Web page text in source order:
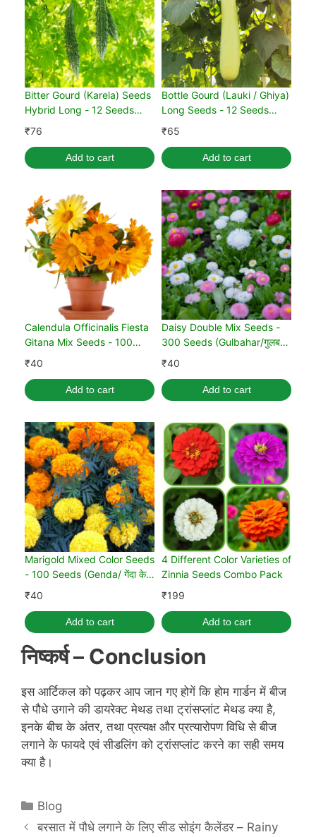
Bitter Gourd (Karela) Seeds
Hybrid Long - 12 Seeds
(करेला के बीज)
₹76
Add to cart
Bottle Gourd (Lauki / Ghiya)
Long Seeds - 12 Seeds
(लौकी के बीज)
₹65
Add to cart
Calendula Officinalis Fiesta
Gitana Mix Seeds - 100
Seeds (Pot marigold/पॉट
₹40
Add to cart
Daisy Double Mix Seeds -
300 Seeds (Gulbahar/गुलबहार
का बीज)
₹40
Add to cart
Marigold Mixed Color Seeds
- 100 Seeds (Genda/ गेंदा के
बीज)
₹40
Add to cart
4 Different Color Varieties of
Zinnia Seeds Combo Pack
₹199
Add to cart
निष्कर्ष – Conclusion
इस आर्टिकल को पढ़कर आप जान गए होगें कि होम गार्डन में बीज
से पौधे उगाने की डायरेक्ट मेथड तथा ट्रांसप्लांट मेथड क्या है,
इनके बीच के अंतर, तथा प्रत्यक्ष और प्रत्यारोपण विधि से बीज
लगाने के फायदे एवं सीडलिंग को ट्रांसप्लांट करने का सही समय
क्या है।
Categories
Blog
बरसात में पौधे लगाने के लिए सीड सोइंग कैलेंडर – Rainy